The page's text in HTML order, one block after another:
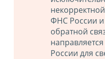
ФНС России и
обратной
России для